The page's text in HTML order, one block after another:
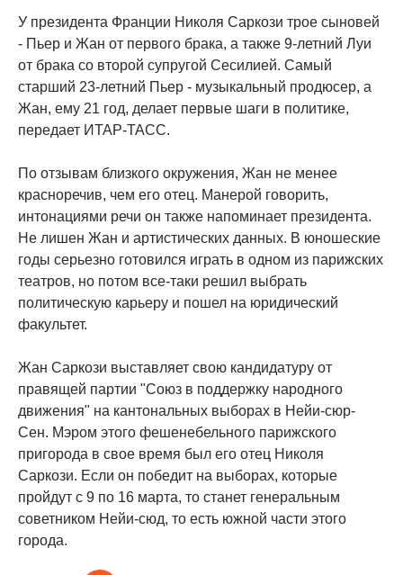
У президента Франции Николя Саркози трое сыновей
- Пьер и Жан от первого брака, а также 9-летний Луи
от брака со второй супругой Сесилией. Самый
старший 23-летний Пьер - музыкальный продюсер, а
Жан, ему 21 год, делает первые шаги в политике,
передает ИТАР-ТАСС.
По отзывам близкого окружения, Жан не менее
красноречив, чем его отец. Манерой говорить,
интонациями речи он также напоминает президента.
Не лишен Жан и артистических данных. В юношеские
годы серьезно готовился играть в одном из парижских
театров, но потом все-таки решил выбрать
политическую карьеру и пошел на юридический
факультет.
Жан Саркози выставляет свою кандидатуру от
правящей партии "Союз в поддержку народного
движения" на кантональных выборах в Нейи-сюр-
Сен. Мэром этого фешенебельного парижского
пригорода в свое время был его отец Николя
Саркози. Если он победит на выборах, которые
пройдут с 9 по 16 марта, то станет генеральным
советником Нейи-сюд, то есть южной части этого
города.